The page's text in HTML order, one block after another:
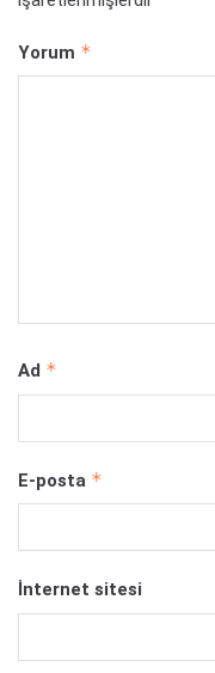
Yorum *
Ad *
E-posta *
İnternet sitesi